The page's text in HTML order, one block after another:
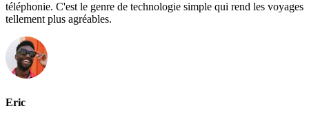
téléphonie. C'est le genre de technologie simple qui rend les voyages
tellement plus agréables.
Eric